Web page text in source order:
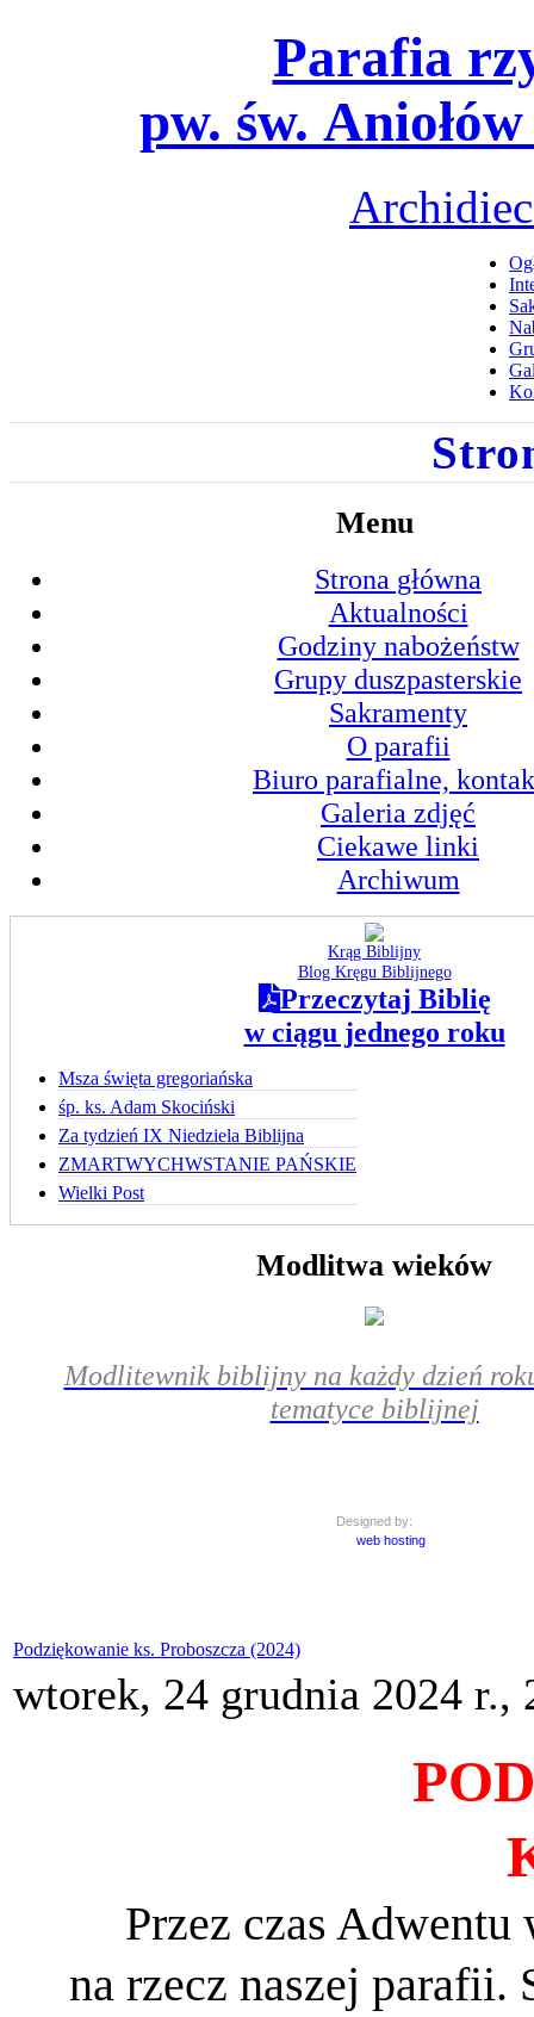
Parafia
pw. św.
Menu
Strona główna
Aktualności
Godziny nabożeństw
Grupy duszpasterskie
Sakramenty
O parafii
Biuro parafialne,
Galeria zdjęć
Ciekawe linki
Archiwum
Krąg Biblijny
Blog Kręgu Biblijnego
Przeczytaj Biblię
w ciągu jednego roku
Msza święta gregoriańska
śp. ks. Adam Skociński
Za tydzień IX Niedziela Biblijna
ZMARTWYCHWSTANIE PAŃSKIE
Wielki Post
Modlitwa wieków
Modlitewnik biblijny na każdy dzień
tematyce biblijnej
Designed by:
web hosting
Podziękowanie ks. Proboszcza (2024)
wtorek, 24 grudnia 2024 r.,
Przez czas Adwentu
na rzecz naszej parafii.